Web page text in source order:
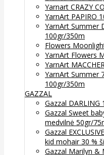
Yarnart CRAZY
YarnArt PAPIRO
YarnArt Summer
100gr/350m
Flowers
YarnArt Flowers
YarnArt
YarnArt Summer
100gr/350m
GAZZAL
Gazzal
Gazzal Sweet
medvilnė 50gr/
Gazzal
kid mohair 30 %
Gazzal Marilyn &